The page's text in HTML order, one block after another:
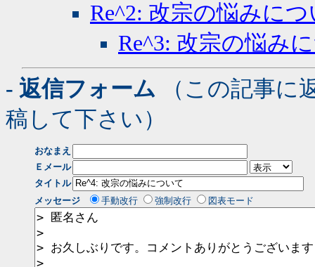
Re^2: 改宗の悩みに
Re^3: 改宗の悩み
- 返信フォーム （この記事に
稿して下さい）
おなまえ
Ｅメール
タイトル
メッセージ
手動改行 強制改行 図表モード